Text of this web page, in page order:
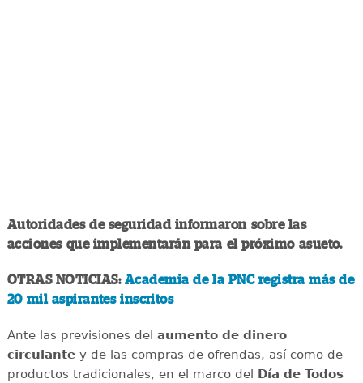
Autoridades de seguridad informaron sobre las
acciones que implementarán para el próximo asueto.
OTRAS NOTICIAS: Academia de la PNC registra más de
20 mil aspirantes inscritos
Ante las previsiones del aumento de dinero
circulantey de las compras de ofrendas, así como de
productos tradicionales, en el marco del Día de Todos